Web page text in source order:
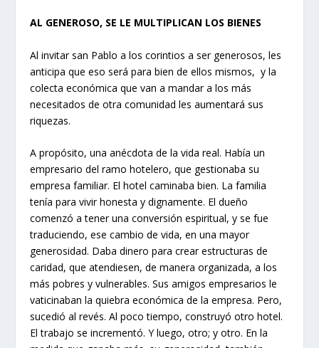
AL GENEROSO, SE LE MULTIPLICAN LOS BIENES
Al invitar san Pablo a los corintios a ser generosos, les
anticipa que eso será para bien de ellos mismos, y la
colecta económica que van a mandar a los más
necesitados de otra comunidad les aumentará sus
riquezas.
A propósito, una anécdota de la vida real. Había un
empresario del ramo hotelero, que gestionaba su
empresa familiar. El hotel caminaba bien. La familia
tenía para vivir honesta y dignamente. El dueño
comenzó a tener una conversión espiritual, y se fue
traduciendo, ese cambio de vida, en una mayor
generosidad. Daba dinero para crear estructuras de
caridad, que atendiesen, de manera organizada, a los
más pobres y vulnerables. Sus amigos empresarios le
vaticinaban la quiebra económica de la empresa. Pero,
sucedió al revés. Al poco tiempo, construyó otro hotel.
El trabajo se incrementó. Y luego, otro; y otro. En la